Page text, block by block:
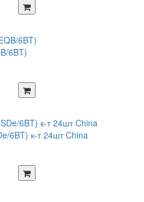
6BT)
6BT) к-т 24шт China